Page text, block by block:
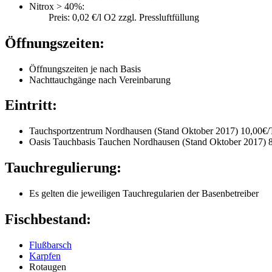
Nitrox > 40%:
Preis: 0,02 €/l O2 zzgl. Pressluftfüllung
Öffnungszeiten:
Öffnungszeiten je nach Basis
Nachttauchgänge nach Vereinbarung
Eintritt:
Tauchsportzentrum Nordhausen (Stand Oktober 2017) 10,00€/
Oasis Tauchbasis Tauchen Nordhausen (Stand Oktober 2017)
Tauchregulierung:
Es gelten die jeweiligen Tauchregularien der Basenbetreiber
Fischbestand:
Flußbarsch
Karpfen
Rotaugen